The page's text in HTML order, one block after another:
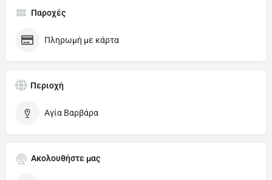
Παροχές
Πληρωμή με κάρτα
Περιοχή
Αγία Βαρβάρα
Ακολουθήστε μας